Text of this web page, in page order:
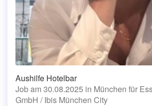
Aushilfe Hotelbar
Job am 30.08.2025 in München für
GmbH / Ibis München City